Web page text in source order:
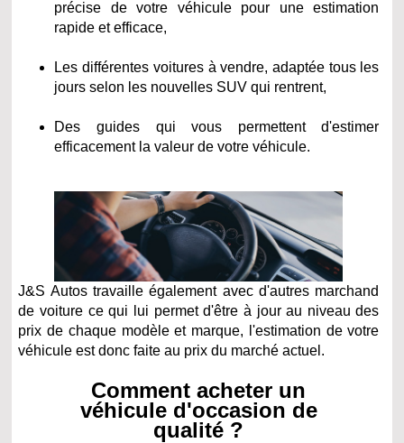
précise de votre véhicule pour une estimation
rapide et efficace,
Les différentes voitures à vendre, adaptée tous les
jours selon les nouvelles SUV qui rentrent,
Des guides qui vous permettent d'estimer
efficacement la valeur de votre véhicule.
J&S Autos travaille également avec d'autres marchand
de voiture ce qui lui permet d'être à jour au niveau des
prix de chaque modèle et marque, l'estimation de votre
véhicule est donc faite au prix du marché actuel.
Comment acheter un
véhicule d'occasion de
qualité ?